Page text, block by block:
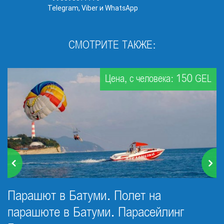
Telegram, Viber и WhatsApp
СМОТРИТЕ ТАКЖЕ:
Цена, с человека: 150 GEL
Парашют в Батуми. Полет на
парашюте в Батуми. Парасейлинг